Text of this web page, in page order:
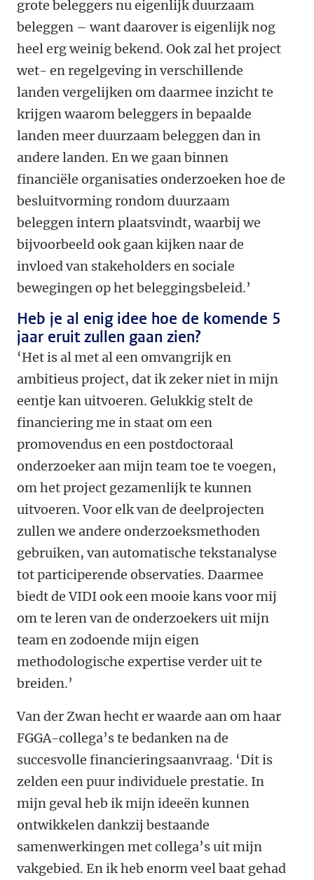
grote beleggers nu eigenlijk duurzaam
beleggen – want daarover is eigenlijk nog
heel erg weinig bekend. Ook zal het project
wet- en regelgeving in verschillende
landen vergelijken om daarmee inzicht te
krijgen waarom beleggers in bepaalde
landen meer duurzaam beleggen dan in
andere landen. En we gaan binnen
financiële organisaties onderzoeken hoe de
besluitvorming rondom duurzaam
beleggen intern plaatsvindt, waarbij we
bijvoorbeeld ook gaan kijken naar de
invloed van stakeholders en sociale
bewegingen op het beleggingsbeleid.’
Heb je al enig idee hoe de komende 5
jaar eruit zullen gaan zien?
‘Het is al met al een omvangrijk en
ambitieus project, dat ik zeker niet in mijn
eentje kan uitvoeren. Gelukkig stelt de
financiering me in staat om een
promovendus en een postdoctoraal
onderzoeker aan mijn team toe te voegen,
om het project gezamenlijk te kunnen
uitvoeren. Voor elk van de deelprojecten
zullen we andere onderzoeksmethoden
gebruiken, van automatische tekstanalyse
tot participerende observaties. Daarmee
biedt de VIDI ook een mooie kans voor mij
om te leren van de onderzoekers uit mijn
team en zodoende mijn eigen
methodologische expertise verder uit te
breiden.’
Van der Zwan hecht er waarde aan om haar
FGGA-collega’s te bedanken na de
succesvolle financieringsaanvraag. ‘Dit is
zelden een puur individuele prestatie. In
mijn geval heb ik mijn ideeën kunnen
ontwikkelen dankzij bestaande
samenwerkingen met collega’s uit mijn
vakgebied. En ik heb enorm veel baat gehad